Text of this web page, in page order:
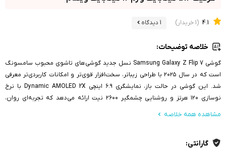
4.1 (1 خریدار) 1 دیدگاه
خلاصه توضیحات:
گوشی Samsung Galaxy Z Flip 7 نسل جدید گوشی‌های تاشوی محبوب سامسونگ
است که در سال ۲۰۲۵ با طراحی زیباتر، سخت‌افزار قوی‌تر و امکانات کاربردی‌تر معرفی
شد. این گوشی در حالت باز، نمایشگری ۶.۹ اینچی Dynamic AMOLED 2X با نرخ
نوسازی ۱۲۰ هرتز و روشنایی چشمگیر ۲۶۰۰ نیت ارائه می‌دهد که تجربه‌ای روان،
مشاهده همه خلاصه
گارانتی: